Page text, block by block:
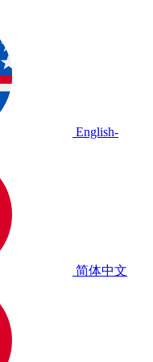
English-
简体中文